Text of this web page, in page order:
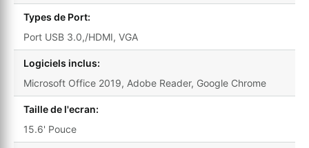
Types de Port:
Port USB 3.0,/HDMI, VGA
Logiciels inclus:
Microsoft Office 2019, Adobe Reader, Google Chrome
Taille de l'ecran:
15.6' Pouce